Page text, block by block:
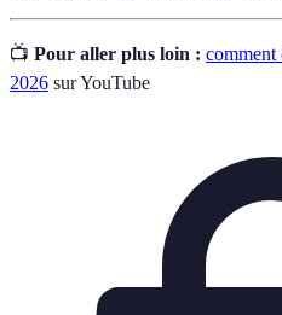
📺 Pour aller plus loin : comment
2026 sur YouTube